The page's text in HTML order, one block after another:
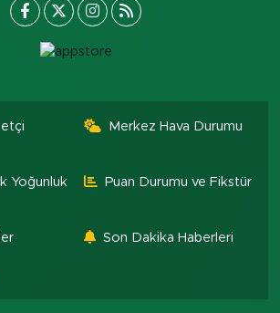
Merkez Hava Durumu
Yoğunluk
Puan Durumu ve Fikstür
Son Dakika Haberleri